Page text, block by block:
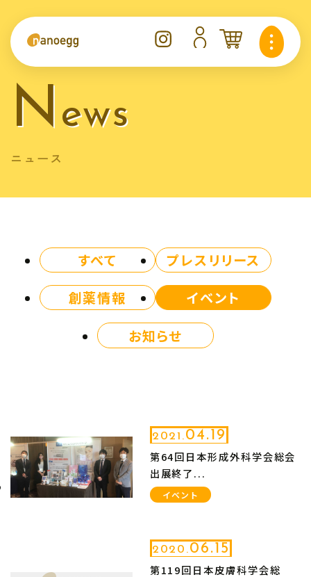
news
ニュース
すべて
プレスリリース
創薬情報
イベント
お知らせ
2021.04.19
第64回日本形成外科学会総会
出展終了...
イベント
2020.06.15
第119回日本皮膚科学会総